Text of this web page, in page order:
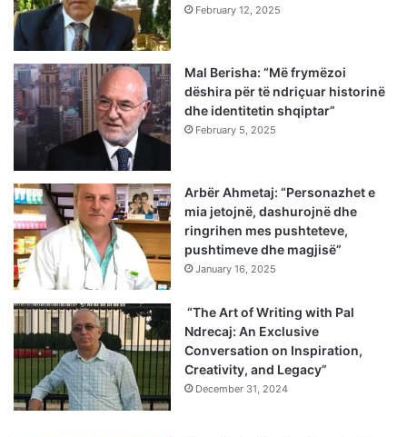
February 12, 2025
Mal Berisha: “Më frymëzoi
dëshira për të ndriçuar historinë
dhe identitetin shqiptar”
February 5, 2025
Arbër Ahmetaj: “Personazhet e
mia jetojnë, dashurojnë dhe
ringrihen mes pushteteve,
pushtimeve dhe magjisë”
January 16, 2025
“The Art of Writing with Pal
Ndrecaj: An Exclusive
Conversation on Inspiration,
Creativity, and Legacy”
December 31, 2024